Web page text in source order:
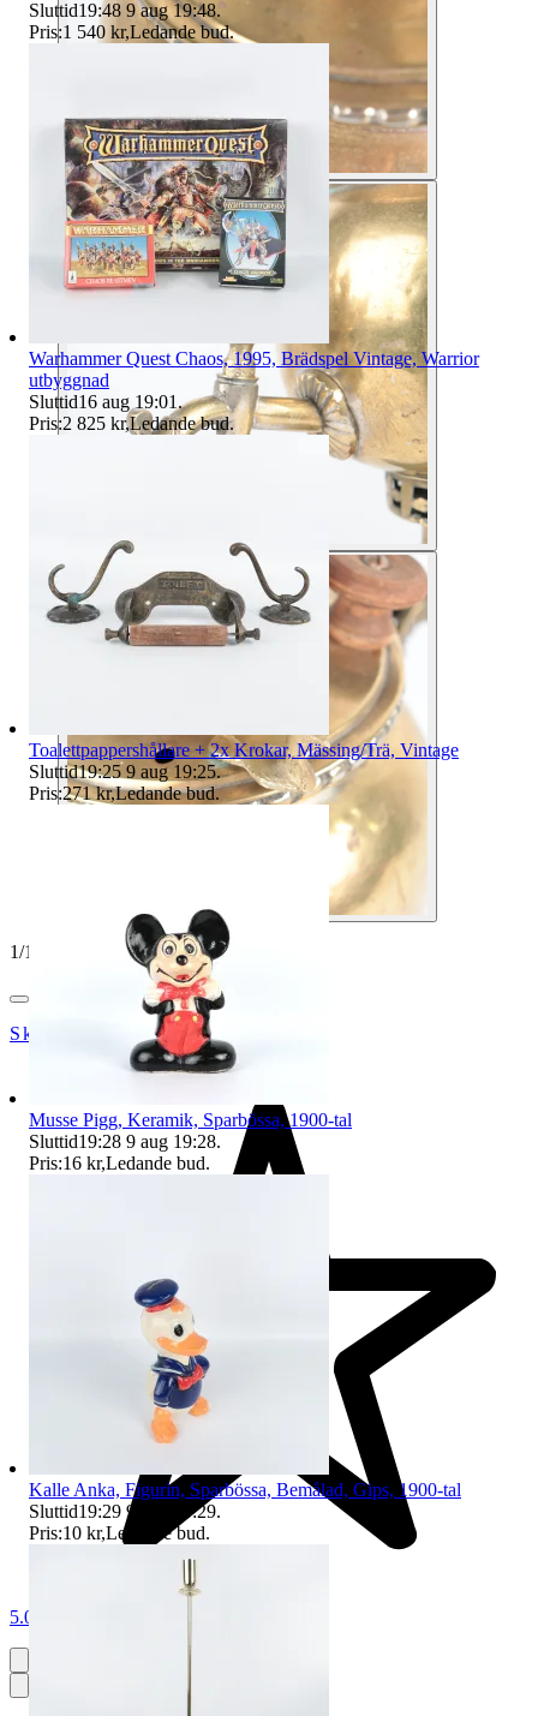
1/10
SkåneStadsmission
5.0
Sluttid19:48 9 aug 19:48.
Pris:1 540 kr,Ledande bud.
Warhammer Quest Chaos, 1995, Brädspel Vintage, Warrior
utbyggnad
Sluttid16 aug 19:01 .
Pris:2 825 kr,Ledande bud.
Toalettpappershållare + 2x Krokar, Mässing/Trä, Vintage
Sluttid19:25 9 aug 19:25.
Pris:271 kr,Ledande bud.
Musse Pigg, Keramik, Sparbössa, 1900-tal
Sluttid19:28 9 aug 19:28.
Pris:16 kr,Ledande bud.
Kalle Anka, Figurin, Sparbössa, Bemålad, Gips, 1900-tal
Sluttid19:29 9 aug 19:29.
Pris:10 kr,Ledande bud.